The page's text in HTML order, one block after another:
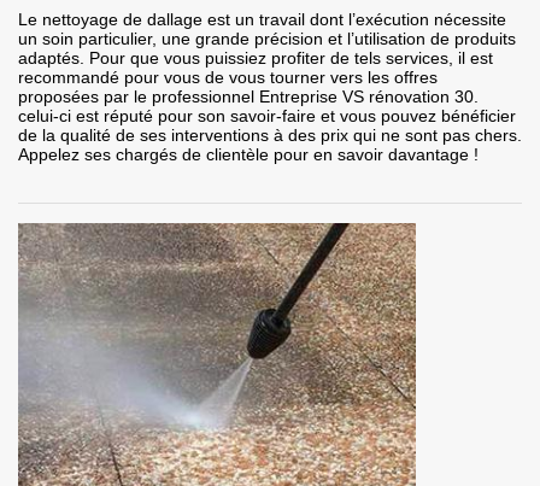
Le nettoyage de dallage est un travail dont l’exécution nécessite
un soin particulier, une grande précision et l’utilisation de produits
adaptés. Pour que vous puissiez profiter de tels services, il est
recommandé pour vous de vous tourner vers les offres
proposées par le professionnel Entreprise VS rénovation 30.
celui-ci est réputé pour son savoir-faire et vous pouvez bénéficier
de la qualité de ses interventions à des prix qui ne sont pas chers.
Appelez ses chargés de clientèle pour en savoir davantage !